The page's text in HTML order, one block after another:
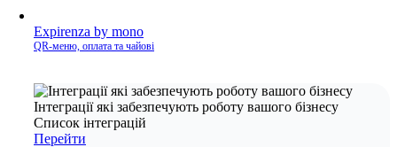
Expirenza by mono
QR-меню, оплата та чайові
Інтеграції які забезпечують роботу вашого бізнесу
Список інтеграцій
Перейти